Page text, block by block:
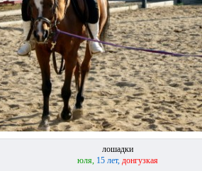
лошадки
юля, 15 лет, донгузкая